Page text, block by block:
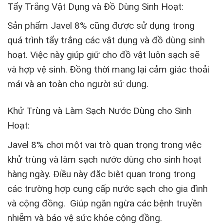
Tẩy Trắng Vật Dụng và Đồ Dùng Sinh Hoạt:
Sản phẩm Javel 8% cũng được sử dụng trong
quá trình tẩy trắng các vật dụng và đồ dùng sinh
hoạt. Việc này giúp giữ cho đồ vật luôn sạch sẽ
và hợp vệ sinh. Đồng thời mang lại cảm giác thoải
mái và an toàn cho người sử dụng.
Khử Trùng và Làm Sạch Nước Dùng cho Sinh
Hoạt:
Javel 8% chơi một vai trò quan trọng trong việc
khử trùng và làm sạch nước dùng cho sinh hoạt
hàng ngày. Điều này đặc biệt quan trọng trong
các trường hợp cung cấp nước sạch cho gia đình
và cộng đồng. Giúp ngăn ngừa các bệnh truyền
nhiễm và bảo vệ sức khỏe cộng đồng.